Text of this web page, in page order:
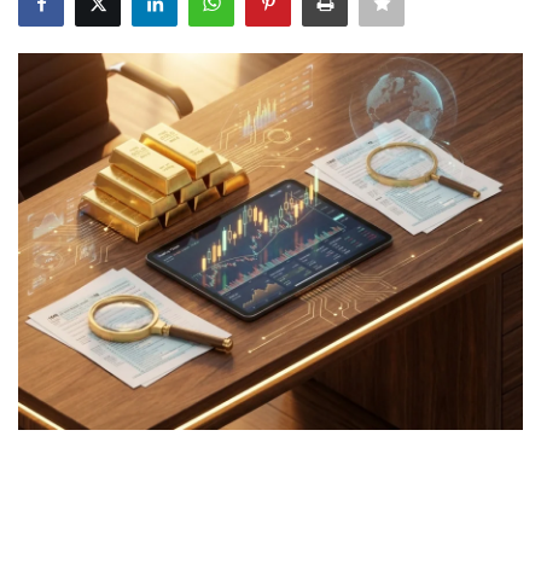
มั่งคั่งทางข่าวสาร
มั่งคั่งทางสลากกินแบ่งรัฐบาล
มั่งคั่งทางหวยลาว